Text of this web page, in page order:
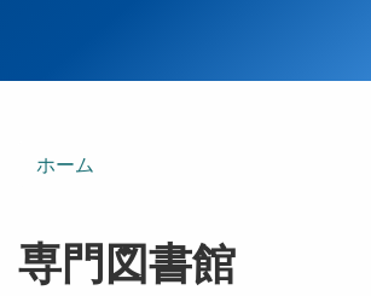
ホーム
専門図書館